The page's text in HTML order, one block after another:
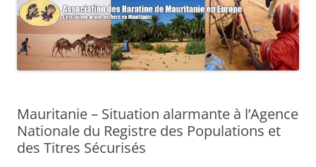
Mauritanie – Situation alarmante à l’Agence
Nationale du Registre des Populations et
des Titres Sécurisés